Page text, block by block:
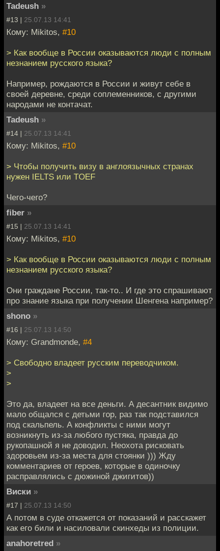
Tadeush »
#13 | 25.07.13 14:41
Кому: Mikitos, #10
> Как вообще в России оказываются люди с полным
незнанием русского языка?
Например, рождаются в России и живут себе в
своей деревне, среди соплеменников, с другими
народами не контачат.
Tadeush »
#14 | 25.07.13 14:41
Кому: Mikitos, #10
> Чтобы получить визу в англоязычных странах
нужен IELTS или TOEF
Чего-чего?
fiber »
#15 | 25.07.13 14:41
Кому: Mikitos, #10
> Как вообще в России оказываются люди с полным
незнанием русского языка?
Они граждане России, так-то.. И где это спрашивают
про знание языка при получении Шенгена например?
shono »
#16 | 25.07.13 14:50
Кому: Grandmonde, #4
> Свободно владеет русским переводчиком.
>
>
Это да, владеет на все деньги. А десантник видимо
мало общался с детьми гор, раз так подставился
под скальпель. А конфликты с ними могут
возникнуть из-за любого пустяка, правда до
рукопашной я не доводил. Неохота рисковать
здоровьем из-за места для стоянки ))) Жду
комментариев от героев, которые в одиночку
расправлялись с дюжиной джигитов))
Виски »
#17 | 25.07.13 14:50
А потом в суде откажется от показаний и расскажет
как его били и насиловали скинхеды из полиции.
anahoretred »